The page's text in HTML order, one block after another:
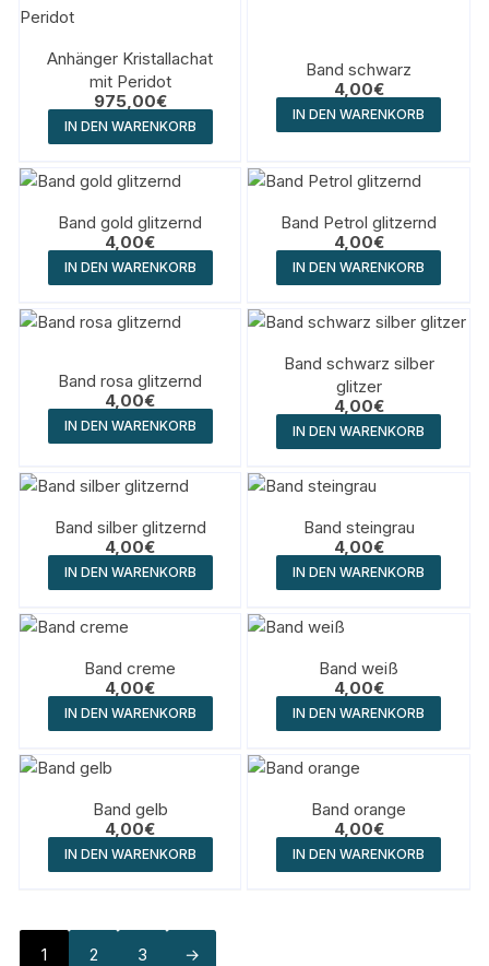
Anhänger Kristallachat
mit Peridot
975,00€
IN DEN WARENKORB
Band schwarz
4,00€
IN DEN WARENKORB
Band gold glitzernd
4,00€
IN DEN WARENKORB
Band Petrol glitzernd
4,00€
IN DEN WARENKORB
Band rosa glitzernd
4,00€
IN DEN WARENKORB
Band schwarz silber
glitzer
4,00€
IN DEN WARENKORB
Band silber glitzernd
4,00€
IN DEN WARENKORB
Band steingrau
4,00€
IN DEN WARENKORB
Band creme
4,00€
IN DEN WARENKORB
Band weiß
4,00€
IN DEN WARENKORB
Band gelb
4,00€
IN DEN WARENKORB
Band orange
4,00€
IN DEN WARENKORB
1 2 3 →